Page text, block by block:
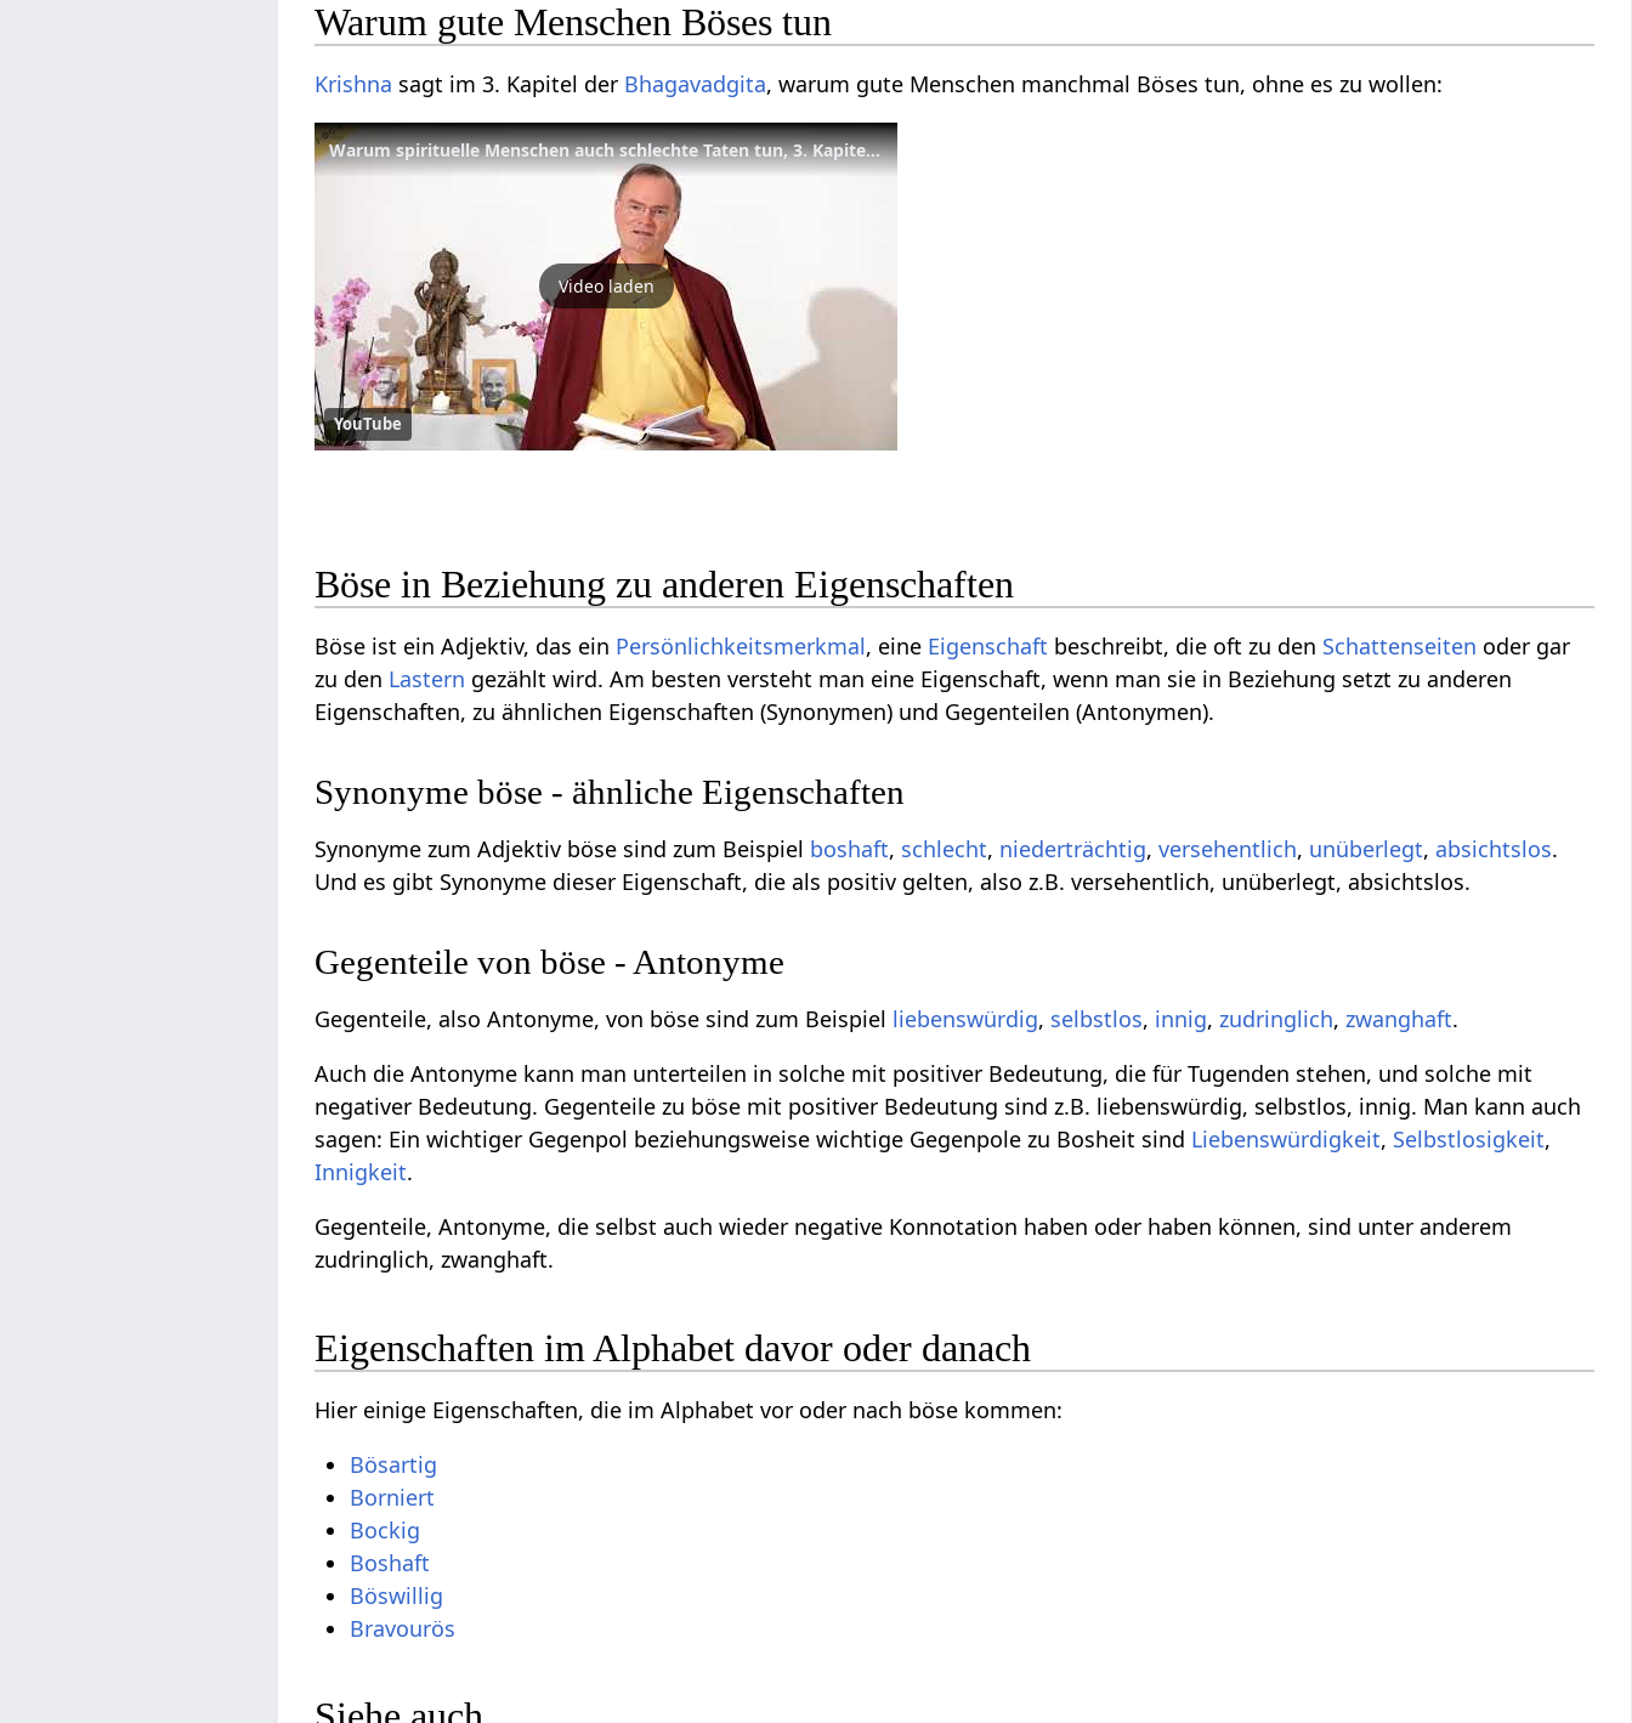
Warum gute Menschen Böses tun
Krishna sagt im 3. Kapitel der Bhagavadgita, warum gute Menschen manchmal Böses tun, ohne es zu wollen:
Warum spirituelle Menschen auch schlechte Taten tun, 3. Kapitel, Vers 36 der Bhagavad Gita –YVS232
Video laden
YouTube
Böse in Beziehung zu anderen Eigenschaften
Böse ist ein Adjektiv, das ein Persönlichkeitsmerkmal, eine Eigenschaft beschreibt, die oft zu den Schattenseiten oder gar
zu den Lastern gezählt wird. Am besten versteht man eine Eigenschaft, wenn man sie in Beziehung setzt zu anderen
Eigenschaften, zu ähnlichen Eigenschaften (Synonymen) und Gegenteilen (Antonymen).
Synonyme böse - ähnliche Eigenschaften
Synonyme zum Adjektiv böse sind zum Beispiel boshaft, schlecht, niederträchtig,versehentlich, unüberlegt, absichtslos.
Und es gibt Synonyme dieser Eigenschaft, die als positiv gelten, also z.B. versehentlich, unüberlegt, absichtslos.
Gegenteile von böse - Antonyme
Gegenteile, also Antonyme, von böse sind zum Beispiel liebenswürdig, selbstlos, innig,zudringlich,zwanghaft.
Auch die Antonyme kann man unterteilen in solche mit positiver Bedeutung, die für Tugenden stehen, und solche mit
negativer Bedeutung. Gegenteile zu böse mit positiver Bedeutung sind z.B. liebenswürdig, selbstlos, innig. Man kann auch
sagen: Ein wichtiger Gegenpol beziehungsweise wichtige Gegenpole zu Bosheit sind Liebenswürdigkeit, Selbstlosigkeit,
Innigkeit.
Gegenteile, Antonyme, die selbst auch wieder negative Konnotation haben oder haben können, sind unter anderem
zudringlich, zwanghaft.
Eigenschaften im Alphabet davor oder danach
Hier einige Eigenschaften, die im Alphabet vor oder nach böse kommen:
Bösartig
Borniert
Bockig
Boshaft
Böswillig
Bravourös